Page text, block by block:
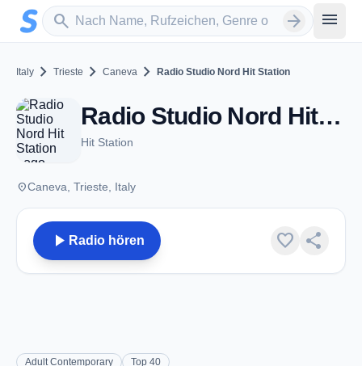
Zum Hauptinhalt springen
search
Sender suchen arrow_forward menu
Italy chevron_right Trieste chevron_right Caneva chevron_right Radio Studio Nord Hit Station
Radio Studio Nord Hit Station - FM 100.1 - Caneva
Hit Station
placeCaneva, Trieste, Italy
play_arrow Radio hören favorite share
Adult Contemporary Top 40